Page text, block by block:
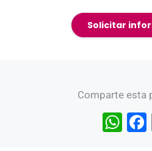
Solicitar
Comparte esta
W